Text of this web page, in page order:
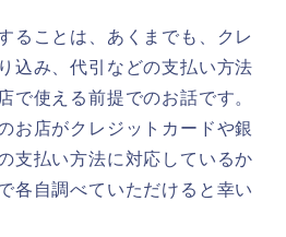
ることは、あくまでも、クレ
込み、代引などの支払い方法
で使える前提でのお話です。
お店がクレジットカードや銀
支払い方法に対応しているか
各自調べていただけると幸い